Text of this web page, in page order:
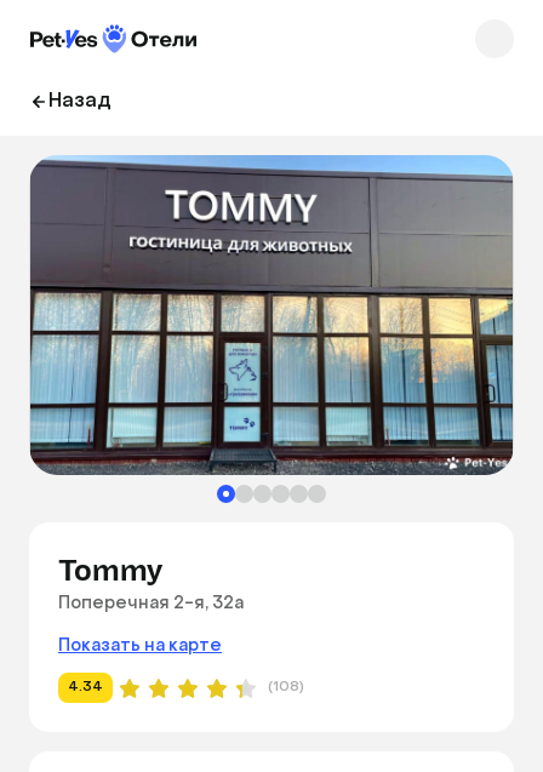
Назад
Tommy
Поперечная 2-я, 32а
Показать на карте
4.34 (108)